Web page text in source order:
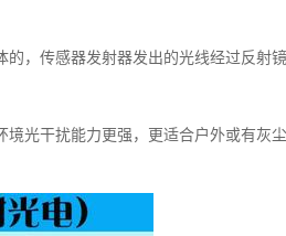
，传感器发射器发出的光线经过反射
光干扰能力更强，更适合户外或有灰